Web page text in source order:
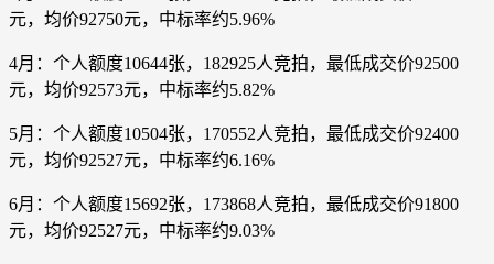
元，均价92750元，中标率约5.96%
4月：个人额度10644张，182925人竞拍，最低成交价92500
元，均价92573元，中标率约5.82%
5月：个人额度10504张，170552人竞拍，最低成交价92400
元，均价92527元，中标率约6.16%
6月：个人额度15692张，173868人竞拍，最低成交价91800
元，均价92527元，中标率约9.03%